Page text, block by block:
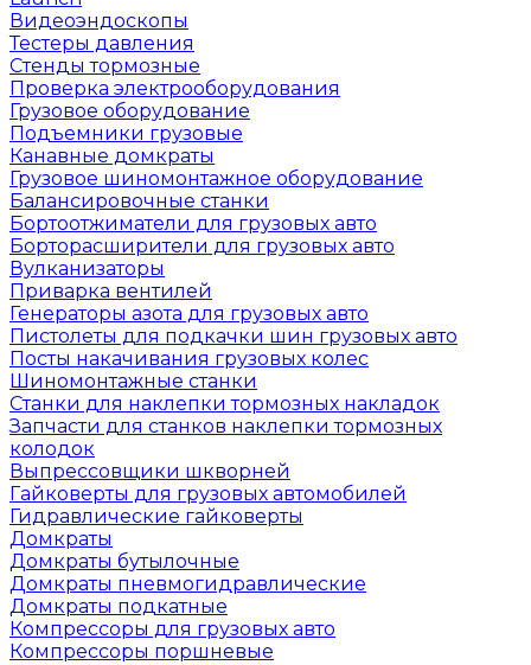
Видеоэндоскопы
Тестеры давления
Стенды тормозные
Проверка электрооборудования
Грузовое оборудование
Подъемники грузовые
Канавные домкраты
Грузовое шиномонтажное оборудование
Балансировочные станки
Бортоотжиматели для грузовых авто
Борторасширители для грузовых авто
Вулканизаторы
Приварка вентилей
Генераторы азота для грузовых авто
Пистолеты для подкачки шин грузовых авто
Посты накачивания грузовых колес
Шиномонтажные станки
Станки для наклепки тормозных накладок
Запчасти для станков наклепки тормозных
колодок
Выпрессовщики шкворней
Гайковерты для грузовых автомобилей
Гидравлические гайковерты
Домкраты
Домкраты бутылочные
Домкраты пневмогидравлические
Домкраты подкатные
Компрессоры для грузовых авто
Компрессоры поршневые